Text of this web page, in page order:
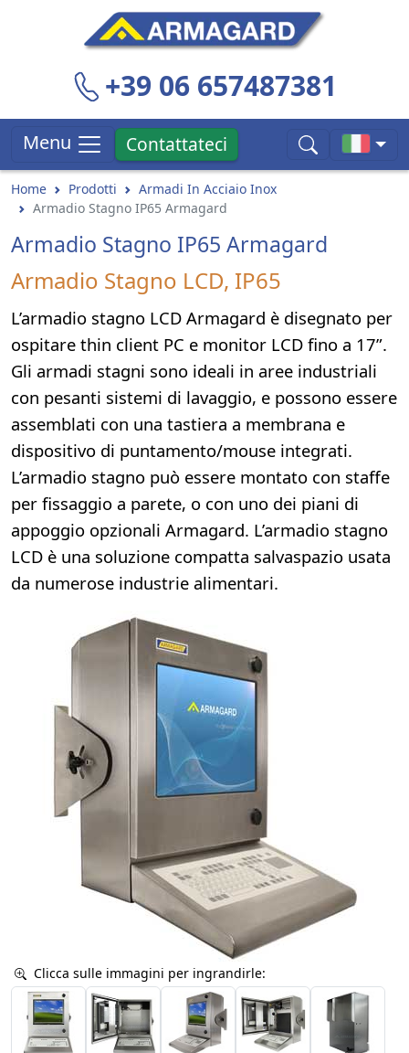
+39 06 657487381
Menu Contattateci
Home Prodotti
Armadi In Acciaio Inox
Armadio Stagno IP65 Armagard
Armadio Stagno IP65 Armagard
Armadio Stagno LCD, IP65
L’armadio stagno LCD Armagard è disegnato per
ospitare thin client PC e monitor LCD fino a 17”.
Gli armadi stagni sono ideali in aree industriali
con pesanti sistemi di lavaggio, e possono essere
assemblati con una tastiera a membrana e
dispositivo di puntamento/mouse integrati.
L’armadio stagno può essere montato con staffe
per fissaggio a parete, o con uno dei piani di
appoggio opzionali Armagard. L’armadio stagno
LCD è una soluzione compatta salvaspazio usata
da numerose industrie alimentari.
Clicca sulle immagini per ingrandirle: